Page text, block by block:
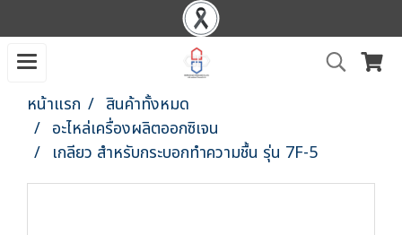
หน้าแรก
สินค้าทั้งหมด
อะไหล่เครื่องผลิตออกซิเจน
เกลียว สำหรับกระบอกทำความชื้น รุ่น 7F-5